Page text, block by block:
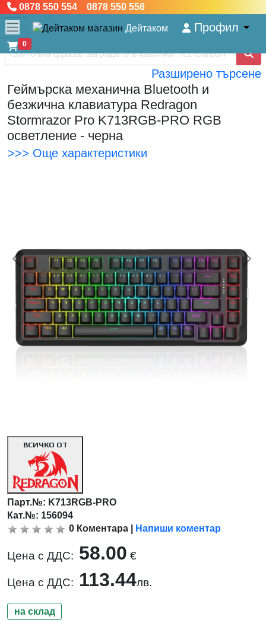
0878 550 554 0878 550 556
Дейтаком Профил
0
Разширено търсене
Геймърска механична Bluetooth и
безжична клавиатура Redragon
Stormrazor Pro K713RGB-PRO RGB
осветление - черна
>>> Още характеристики
<< Предишна
ВСИЧКО ОТ
Парт.№: K713RGB-PRO
Кат.№: 156094
0 Коментара Напиши коментар
Цена с ДДС: 58.00 €
Цена с ДДС: 113.44лв.
на склад